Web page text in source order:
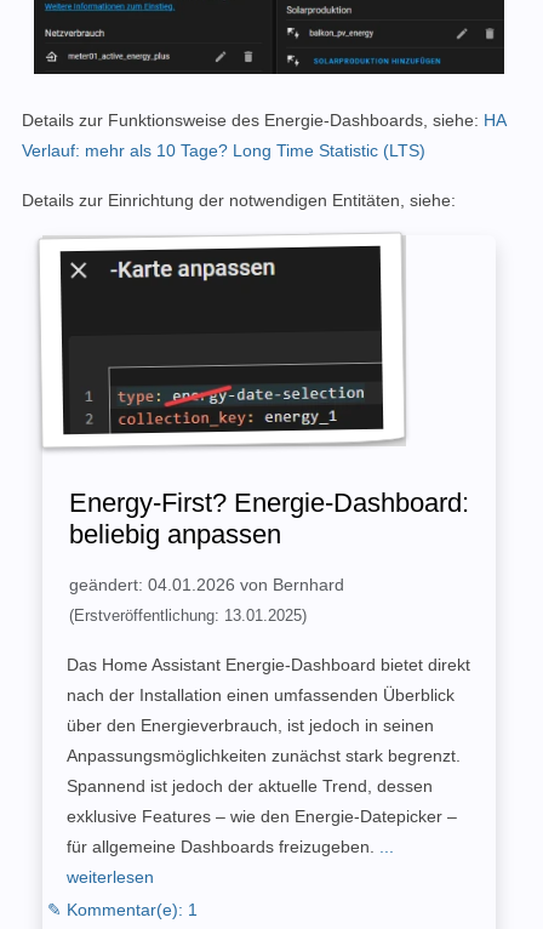
Details zur Funktionsweise des Energie-Dashboards, siehe: HA
Verlauf: mehr als 10 Tage? Long Time Statistic (LTS)
Details zur Einrichtung der notwendigen Entitäten, siehe:
Energy-First? Energie-Dashboard:
beliebig anpassen
geändert: 04.01.2026 von Bernhard
(Erstveröffentlichung: 13.01.2025)
Das Home Assistant Energie-Dashboard bietet direkt
nach der Installation einen umfassenden Überblick
über den Energieverbrauch, ist jedoch in seinen
Anpassungsmöglichkeiten zunächst stark begrenzt.
Spannend ist jedoch der aktuelle Trend, dessen
exklusive Features – wie den Energie-Datepicker –
für allgemeine Dashboards freizugeben.
weiterlesen
✎ Kommentar(e): 1